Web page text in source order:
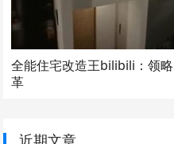
全能住宅改造王bilibili：领
革
近期文章